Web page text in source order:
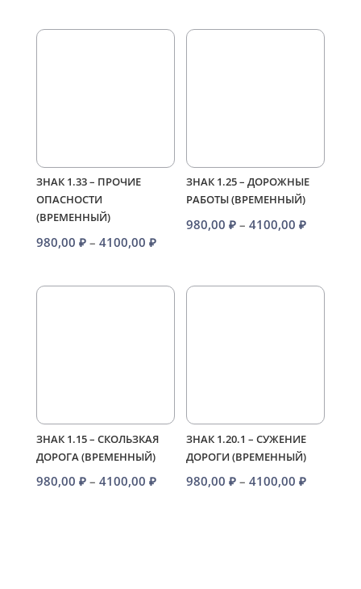
4900,00 ₽
ЗНАК 1.33 – ПРОЧИЕ
ОПАСНОСТИ
(ВРЕМЕННЫЙ)
980,00 ₽ – 4100,00 ₽Диапазон
980,00 ₽
ЗНАК 1.25 – ДОРОЖНЫЕ
РАБОТЫ (ВРЕМЕННЫЙ)
980,00₽ – 4100,00₽
–
ЗНАК 1.15 – СКОЛЬЗКАЯ
ДОРОГА (ВРЕМЕННЫЙ)
980,00 ₽ – 4100,00 ₽Диапазон
ЗНАК 1.20.1 – СУЖЕНИЕ
ДОРОГИ (ВРЕМЕННЫЙ)
980,00₽ – 4100,00₽